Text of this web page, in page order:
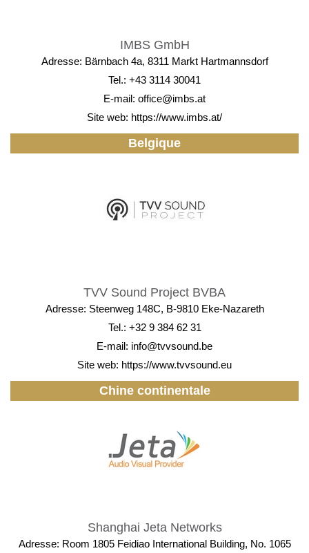
IMBS GmbH
Adresse: Bärnbach 4a, 8311 Markt Hartmannsdorf
Tel.: +43 3114 30041
E-mail: office@imbs.at
Site web: https://www.imbs.at/
Belgique
TVV Sound Project BVBA
Adresse: Steenweg 148C, B-9810 Eke-Nazareth
Tel.: +32 9 384 62 31
E-mail: info@tvvsound.be
Site web: https://www.tvvsound.eu
Chine continentale
Shanghai Jeta Networks
Adresse: Room 1805 Feidiao International Building, No. 1065